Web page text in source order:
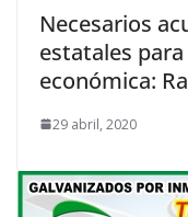
Necesarios
estatales
económica:
29 abril, 2020